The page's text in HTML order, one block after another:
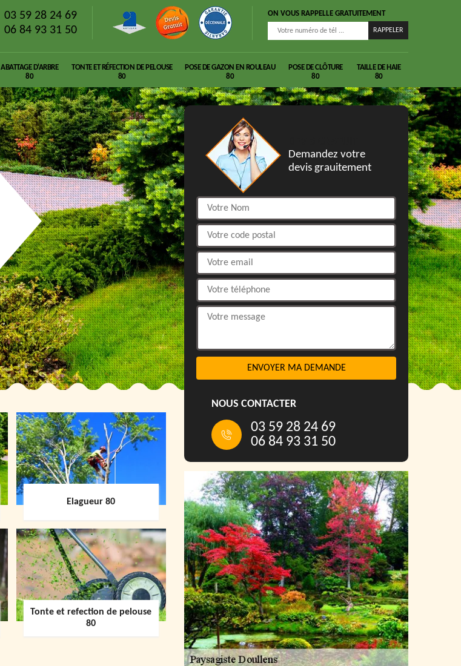
03 59 28 24 69
06 84 93 31 50
ON VOUS RAPPELLE GRATUITEMENT
ABATTAGE D'ARBRE
80
TONTE ET RÉFECTION DE PELOUSE
80
POSE DE GAZON EN ROULEAU
80
POSE DE CLÔTURE
80
TAILLE DE HAIE
80
Elagueur 80
Tonte et refection de pelouse
80
Demandez votre
devis grauitement
NOUS CONTACTER
03 59 28 24 69
06 84 93 31 50